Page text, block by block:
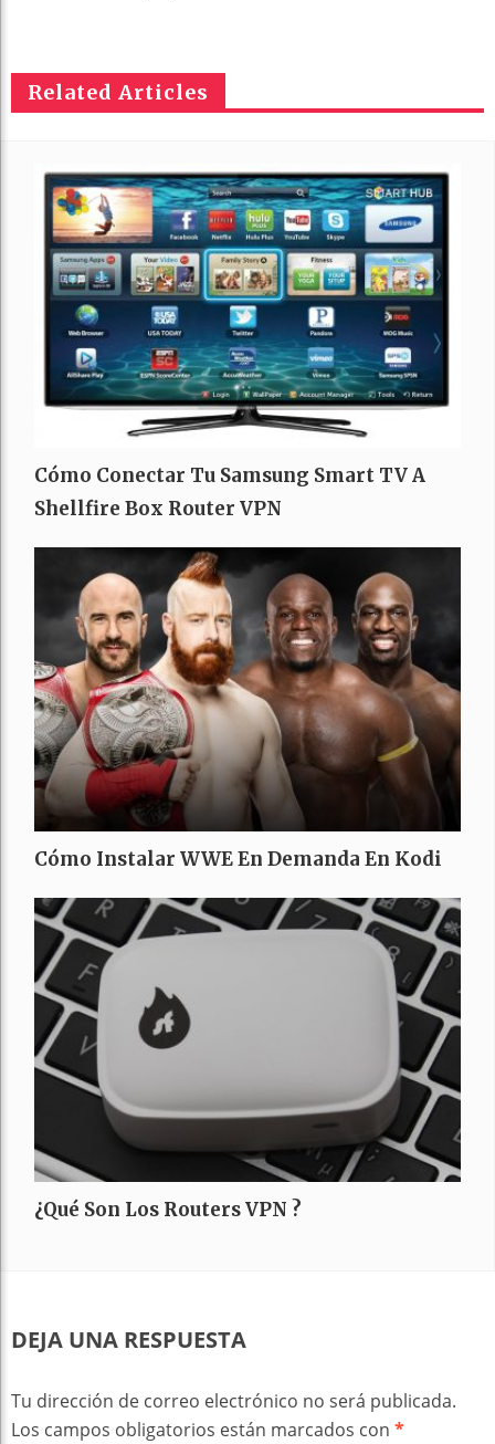
Related Articles
Cómo Conectar Tu Samsung Smart TV A
Shellfire Box Router VPN
Cómo Instalar WWE En Demanda En Kodi
¿Qué Son Los Routers VPN ?
DEJA UNA RESPUESTA
Tu dirección de correo electrónico no será publicada.
Los campos obligatorios están marcados con *